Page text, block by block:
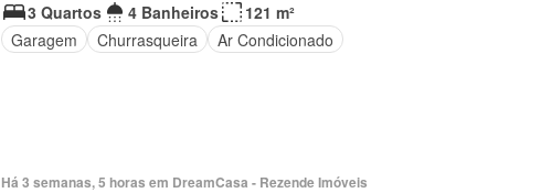
3 Quartos
4 Banheiros
121 m²
Garagem
Churrasqueira Ar Condicionado
Há 3 semanas, 5 horas em DreamCasa - Rezende Imóveis